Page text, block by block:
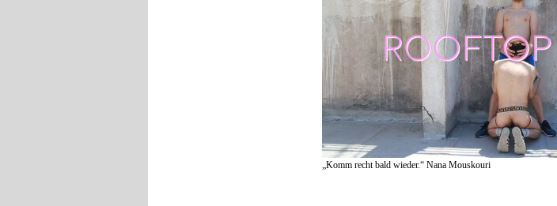
„Komm recht bald wieder.“ Nana Mouskouri